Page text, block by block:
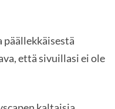
päällekkäisestä
että sivuillasi ei ole